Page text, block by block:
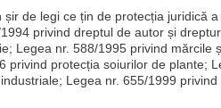
de legi ce țin de protecția juridică
privind dreptul de autor și
Legea nr. 588/1995 privind mărcile
privind protecția soiurilor de plante;
Legea nr. 655/1999 privind